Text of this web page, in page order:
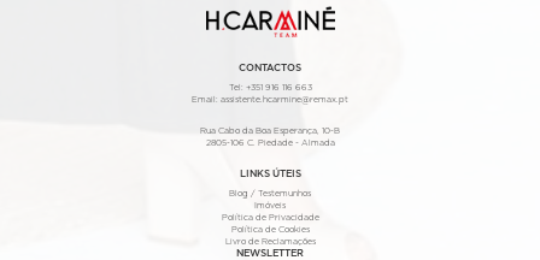
CONTACTOS
Tel: +351 916 116 663
Email: assistente.hcarmine@remax.pt
Rua Cabo da Boa Esperança, 10-B
2805-106 C. Piedade - Almada
LINKS ÚTEIS
Blog / Testemunhos
Imóveis
Política de Privacidade
Política de Cookies
Livro de Reclamações
NEWSLETTER